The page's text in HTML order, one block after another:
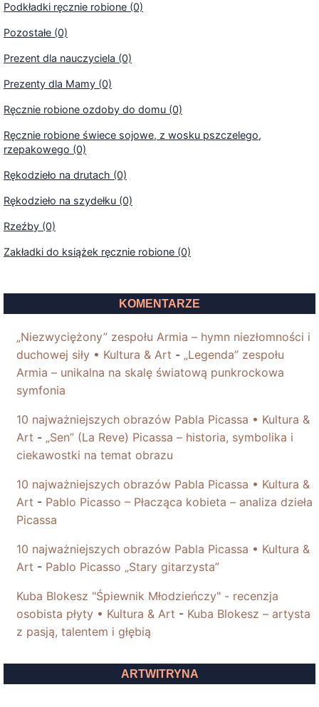
Podkładki ręcznie robione (0)
Pozostałe (0)
Prezent dla nauczyciela (0)
Prezenty dla Mamy (0)
Ręcznie robione ozdoby do domu (0)
Ręcznie robione świece sojowe, z wosku pszczelego,
rzepakowego (0)
Rękodzieło na drutach (0)
Rękodzieło na szydełku (0)
Rzeźby (0)
Zakładki do książek ręcznie robione (0)
KOMENTARZE
„Niezwyciężony” zespołu Armia – hymn niezłomności i
duchowej siły • Kultura & Art - „Legenda” zespołu
Armia – unikalna na skalę światową punkrockowa
symfonia
10 najważniejszych obrazów Pabla Picassa • Kultura &
Art - „Sen” (La Reve) Picassa – historia, symbolika i
ciekawostki na temat obrazu
10 najważniejszych obrazów Pabla Picassa • Kultura &
Art - Pablo Picasso – Płacząca kobieta – analiza dzieła
Picassa
10 najważniejszych obrazów Pabla Picassa • Kultura &
Art - Pablo Picasso „Stary gitarzysta”
Kuba Blokesz "Śpiewnik Młodzieńczy" - recenzja
osobista płyty • Kultura & Art - Kuba Blokesz – artysta
z pasją, talentem i głębią
ARTWITRYNA